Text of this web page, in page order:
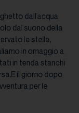
dall’acqua
dal suono della
le stelle,
in omaggio a
in tenda stanchi
il giorno dopo
per le